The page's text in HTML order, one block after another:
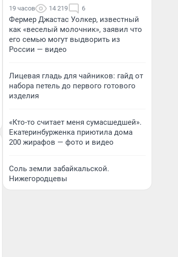
19 часов 14 219 6
Фермер Джастас Уолкер, известный
как «веселый молочник», заявил что
его семью могут выдворить из
России — видео
Лицевая гладь для чайников: гайд от
набора петель до первого готового
изделия
«Кто-то считает меня сумасшедшей».
Екатеринбурженка приютила дома
200 жирафов — фото и видео
Соль земли забайкальской.
Нижегородцевы